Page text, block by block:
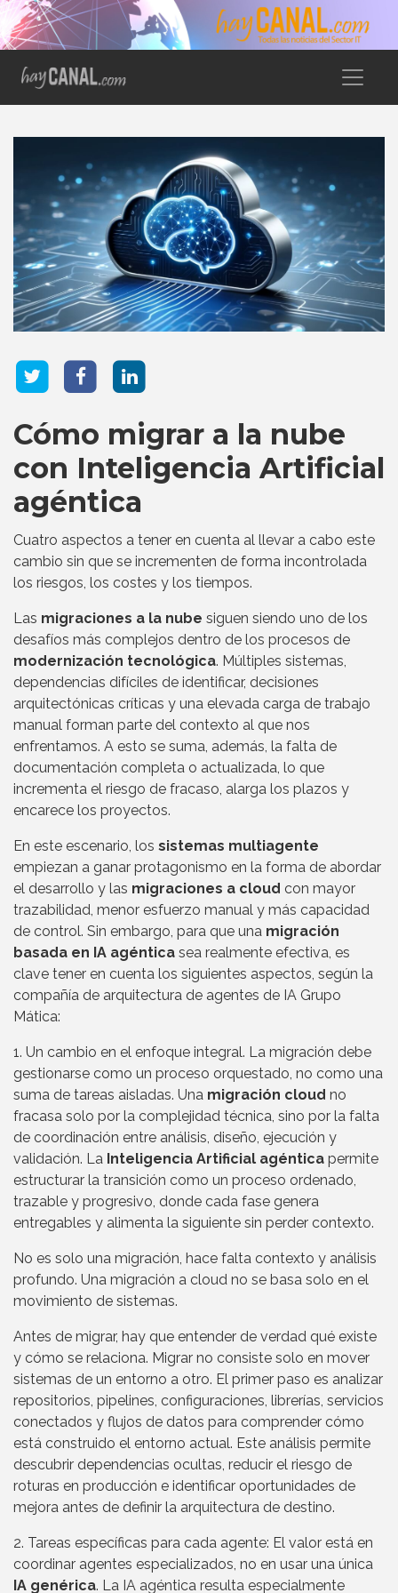
Cómo migrar a la nube
con Inteligencia Artificial
agéntica
Cuatro aspectos a tener en cuenta al llevar a cabo este
cambio sin que se incrementen de forma incontrolada
los riesgos, los costes y los tiempos.
Las migraciones a la nube siguen siendo uno de los
desafíos más complejos dentro de los procesos de
modernización tecnológica. Múltiples sistemas,
dependencias difíciles de identificar, decisiones
arquitectónicas críticas y una elevada carga de trabajo
manual forman parte del contexto al que nos
enfrentamos. A esto se suma, además, la falta de
documentación completa o actualizada, lo que
incrementa el riesgo de fracaso, alarga los plazos y
encarece los proyectos.
En este escenario, los sistemas multiagente
empiezan a ganar protagonismo en la forma de abordar
el desarrollo y las migraciones a cloud con mayor
trazabilidad, menor esfuerzo manual y más capacidad
de control. Sin embargo, para que una migración
basada en IA agéntica sea realmente efectiva, es
clave tener en cuenta los siguientes aspectos, según la
compañía de arquitectura de agentes de IA Grupo
Mática:
1. Un cambio en el enfoque integral. La migración debe
gestionarse como un proceso orquestado, no como una
suma de tareas aisladas. Una migración cloud no
fracasa solo por la complejidad técnica, sino por la falta
de coordinación entre análisis, diseño, ejecución y
validación. La Inteligencia Artificial agéntica permite
estructurar la transición como un proceso ordenado,
trazable y progresivo, donde cada fase genera
entregables y alimenta la siguiente sin perder contexto.
No es solo una migración, hace falta contexto y análisis
profundo. Una migración a cloud no se basa solo en el
movimiento de sistemas.
Antes de migrar, hay que entender de verdad qué existe
y cómo se relaciona. Migrar no consiste solo en mover
sistemas de un entorno a otro. El primer paso es analizar
repositorios, pipelines, configuraciones, librerías, servicios
conectados y flujos de datos para comprender cómo
está construido el entorno actual. Este análisis permite
descubrir dependencias ocultas, reducir el riesgo de
roturas en producción e identificar oportunidades de
mejora antes de definir la arquitectura de destino.
2. Tareas específicas para cada agente: El valor está en
coordinar agentes especializados, no en usar una única
IA genérica. La IA agéntica resulta especialmente